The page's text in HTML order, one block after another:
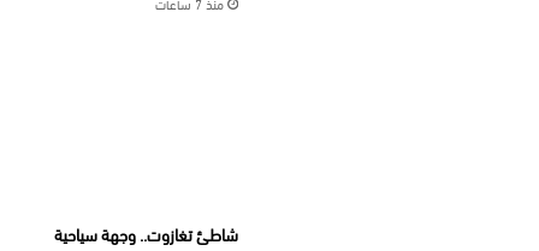
شاطئ تغازوت.. وجهة سياحية